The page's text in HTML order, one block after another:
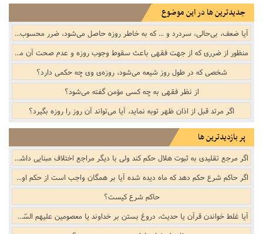
جدیدترین ها در این موضوع
آیا ضعف، بی‌حالی، سردرد و ... که به خاطر روزه حاصل می‌شود، ضرر محسوب می‌شود؟
منظور از ضرری که از جهت فقهی باعث سقوط وجوب روزه و عدم صحت آن می‌شود، چیست؟
شخصی که در طول روز شیعه می‌شود، روزه‌ی وی چه حکمی دارد؟
از نظر فقهی به چه کسی مؤمن گفته می‌شود؟
اگر مرتد قبل از اذان ظهر توبه نماید، آیا می‌تواند آن روز را روزه بگیرد؟
پر بازدیدترین ها
اگر مرجع تقلیدی به ثبوت هلال حکم کند ولی با دیگر مراجع اختلاف مبنایی داشته باشد (مثلاً در اتحاد و اختلاف افق، رؤیت هلال با چشم مسلّح و ...) وظیفه اشخاصی که مقلّد ایشان نیستند، چیست؟
اگر حاکم شرع حکم دهد که ماه دیده شده آیا بر همگان واجب است از حکم او اطاعت کنند یا فقط بر مقلّدینش واجب است؟
حاکم شرع کیست؟
آیا غلط خواندن قرآن یا حدیث، دروغ بستن بر خداوند یا معصومین علیهم السّلام محسوب می شود؟